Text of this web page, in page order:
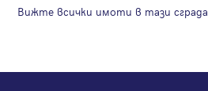
Вижте всички имоти в тази сграда